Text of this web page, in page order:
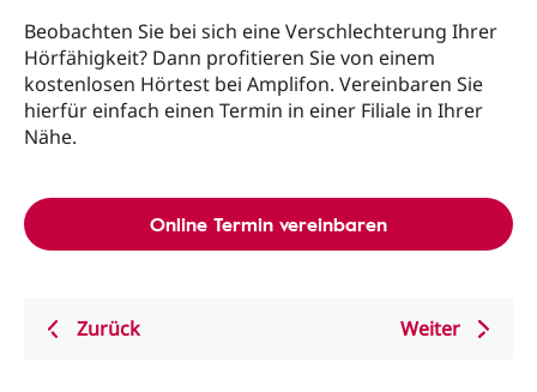
Beobachten Sie bei sich eine Verschlechterung Ihrer
Hörfähigkeit? Dann profitieren Sie von einem
kostenlosen Hörtest bei Amplifon. Vereinbaren Sie
hierfür einfach einen Termin in einer Filiale in Ihrer
Nähe.
Online Termin vereinbaren
Zurück Weiter